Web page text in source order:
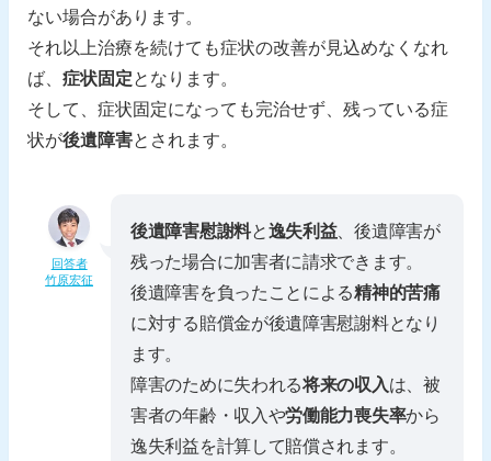
ない場合があります。
それ以上治療を続けても症状の改善が見込めなくなれ
ば、症状固定となります。
そして、症状固定になっても完治せず、残っている症
状が後遺障害とされます。
回答者
竹原宏征
後遺障害慰謝料と逸失利益、後遺障害が
残った場合に加害者に請求できます。
後遺障害を負ったことによる精神的苦痛
に対する賠償金が後遺障害慰謝料となり
ます。
障害のために失われる将来の収入は、被
害者の年齢・収入や労働能力喪失率から
逸失利益を計算して賠償されます。